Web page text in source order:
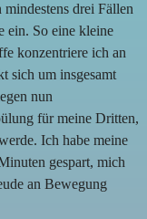
drei Fällen
ein. So eine kleine
konzentriere ich an
sich um insgesamt
nun
für meine Dritten,
Ich habe meine
gespart, mich
an Bewegung